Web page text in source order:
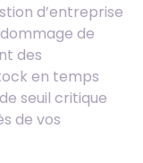
d’entreprise
de
des
en temps
seuil critique
de vos